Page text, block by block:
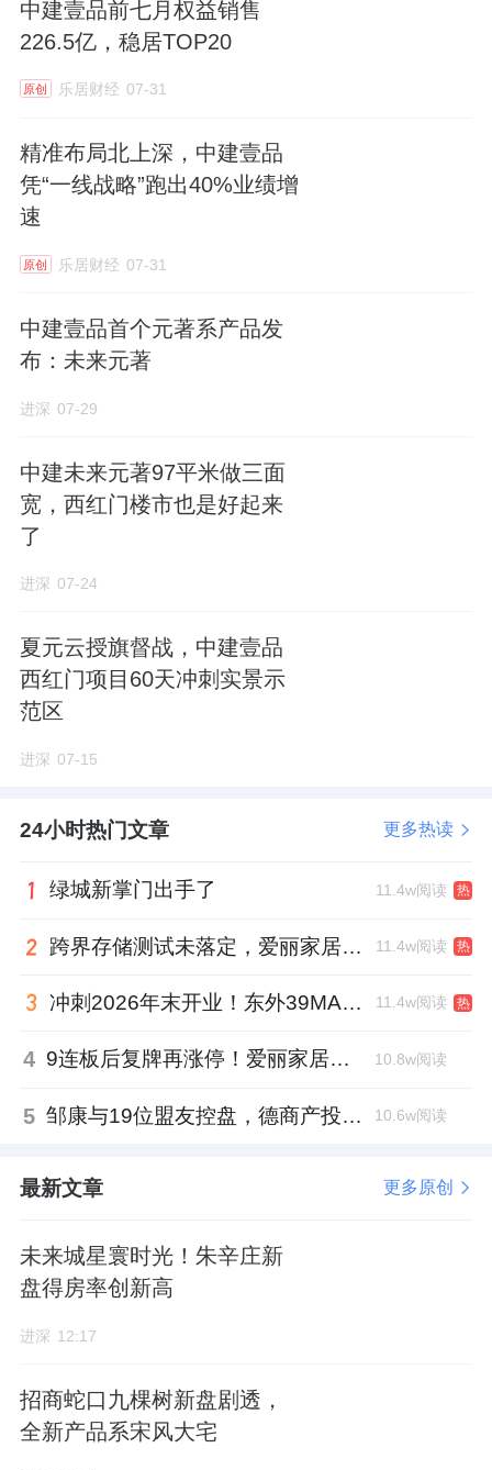
中建壹品前七月权益销售
226.5亿，稳居TOP20
原创 乐居财经 07-31
精准布局北上深，中建壹品
凭“一线战略”跑出40%业绩增
速
原创 乐居财经 07-31
中建壹品首个元著系产品发
布：未来元著
进深 07-29
中建未来元著97平米做三面
宽，西红门楼市也是好起来
了
进深 07-24
夏元云授旗督战，中建壹品
西红门项目60天冲刺实景示
范区
进深 07-15
24小时热门文章 更多热读
绿城新掌门出手了 11.4w阅读 热
跨界存储测试未落定，爱丽家居复牌前自揭多重风险 11.4w阅读 热
冲刺2026年末开业！东外39MALL全球招商启幕，重构东直门商圈格局 11.4w阅读 热
4 9连板后复牌再涨停！爱丽家居市盈率318倍，跨界收购案尚未落地 10.8w阅读
5 邹康与19位盟友控盘，德商产投服务散户绝迹 10.6w阅读
最新文章 更多原创
未来城星寰时光！朱辛庄新
盘得房率创新高
进深 12:17
招商蛇口九棵树新盘剧透，
全新产品系宋风大宅